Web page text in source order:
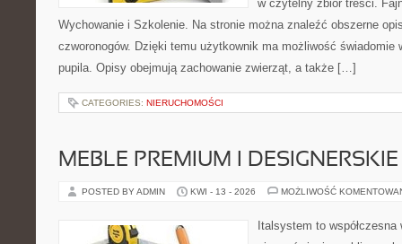
w czytelny zbiór treści.
Wychowanie i Szkolenie. Na stronie można znaleźć obszerne
czworonogów. Dzięki temu użytkownik ma możliwość świadomie
pupila. Opisy obejmują zachowanie zwierząt, a także […]
CATEGORIES: NIERUCHOMOŚCI
MEBLE PREMIUM I DESIGNERSKIE
POSTED BY ADMIN KWI - 13 - 2026 MOŻLIWOŚĆ
Italsystem to